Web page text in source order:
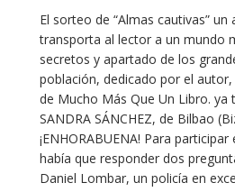
El sorteo de “Almas cautivas”
transporta al lector a un mundo
secretos y apartado de los
población, dedicado por el
de Mucho Más Que Un Libro. ya
SANDRA SÁNCHEZ, de Bilbao
¡ENHORABUENA! Para
había que responder dos
Daniel Lombar, un policía en